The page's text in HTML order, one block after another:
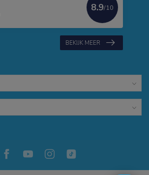
8.9/10
BEKIJK MEER